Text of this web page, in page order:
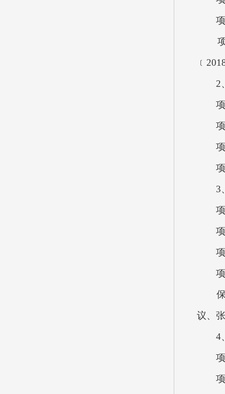
项目
项
2、
项目
项目
项目
项目
3、
项目
项目
项目
项目
保障
议、
4、
项目
项目